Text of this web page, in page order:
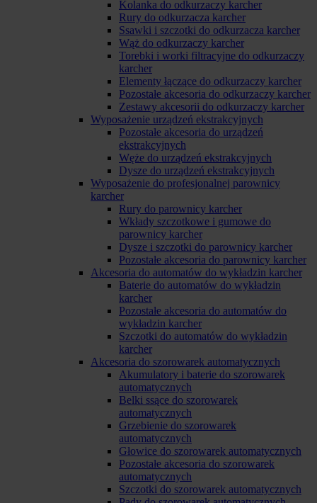
Kolanka do odkurzaczy karcher
Rury do odkurzacza karcher
Ssawki i szczotki do odkurzacza karcher
Wąż do odkurzaczy karcher
Torebki i worki filtracyjne do odkurzaczy
karcher
Elementy łączące do odkurzaczy karcher
Pozostałe akcesoria do odkurzaczy karcher
Zestawy akcesorii do odkurzaczy karcher
Wyposażenie urządzeń ekstrakcyjnych
Pozostałe akcesoria do urządzeń
ekstrakcyjnych
Węże do urządzeń ekstrakcyjnych
Dysze do urządzeń ekstrakcyjnych
Wyposażenie do profesjonalnej parownicy
karcher
Rury do parownicy karcher
Wkłady szczotkowe i gumowe do
parownicy karcher
Dysze i szczotki do parownicy karcher
Pozostałe akcesoria do parownicy karcher
Akcesoria do automatów do wykładzin karcher
Baterie do automatów do wykładzin
karcher
Pozostałe akcesoria do automatów do
wykładzin karcher
Szczotki do automatów do wykładzin
karcher
Akcesoria do szorowarek automatycznych
Akumulatory i baterie do szorowarek
automatycznych
Belki ssące do szorowarek
automatycznych
Grzebienie do szorowarek
automatycznych
Głowice do szorowarek automatycznych
Pozostałe akcesoria do szorowarek
automatycznych
Szczotki do szorowarek automatycznych